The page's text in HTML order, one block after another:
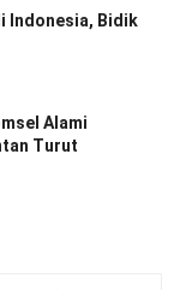
Indonesia, Bidik
Alami
Turut